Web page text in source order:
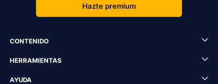
Hazte premium
CONTENIDO
HERRAMIENTAS
AYUDA